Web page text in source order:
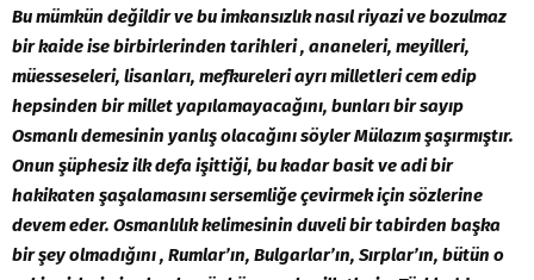
Bu mümkün değildir ve bu imkansızlık nasıl riyazi ve bozulmaz
bir kaide ise birbirlerinden tarihleri , ananeleri, meyilleri,
müesseseleri, lisanları, mefkureleri ayrı milletleri cem edip
hepsinden bir millet yapılamayacağını, bunları bir sayıp
Osmanlı demesinin yanlış olacağını söyler Mülazım şaşırmıştır.
Onun şüphesiz ilk defa işittiği, bu kadar basit ve adi bir
hakikaten şaşalamasını sersemliğe çevirmek için sözlerine
devem eder. Osmanlılık kelimesinin duveli bir tabirden başka
bir şey olmadığını , Rumlar’ın, Bulgarlar’ın, Sırplar’ın, bütün o